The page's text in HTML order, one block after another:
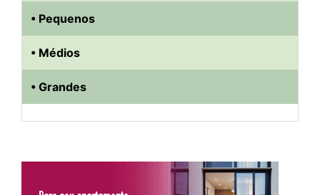
• Pequenos
• Médios
• Grandes